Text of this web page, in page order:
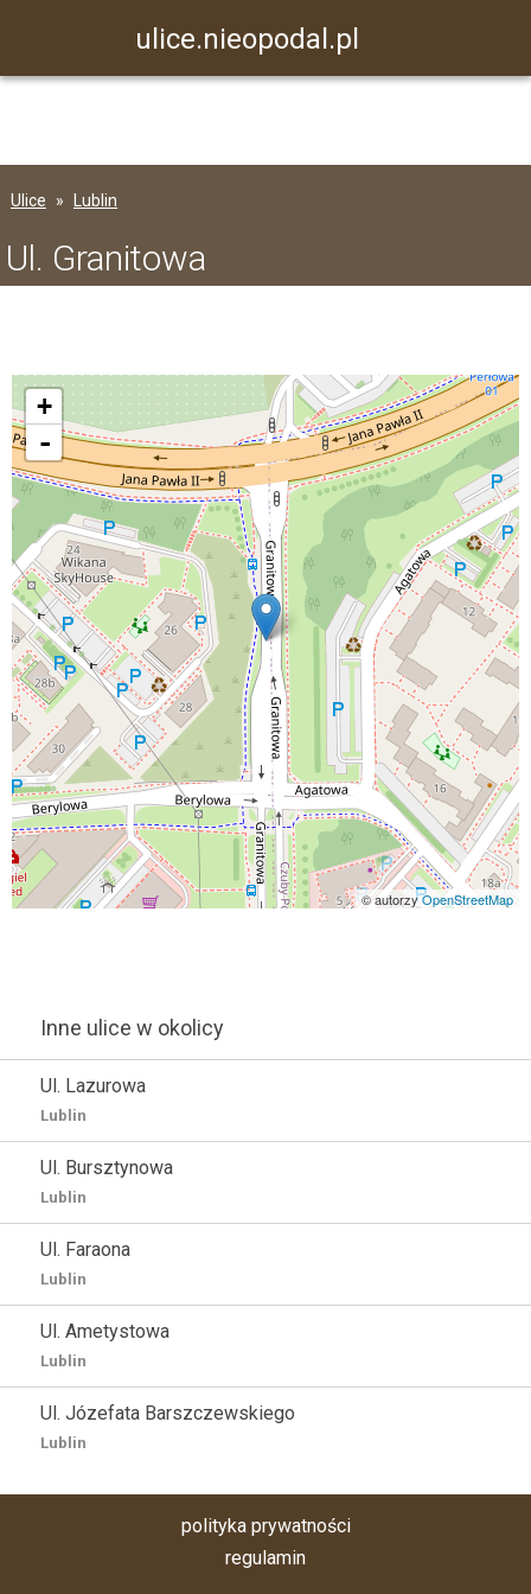
ulice.nieopodal.pl
Ulice Lublin
Ul. Granitowa
+
-
© autorzyOpenStreetMap
Inne ulice w okolicy
Ul. Lazurowa
Lublin
Ul. Bursztynowa
Lublin
Ul. Faraona
Lublin
Ul. Ametystowa
Lublin
Ul. Józefata Barszczewskiego
Lublin
polityka prywatności
regulamin